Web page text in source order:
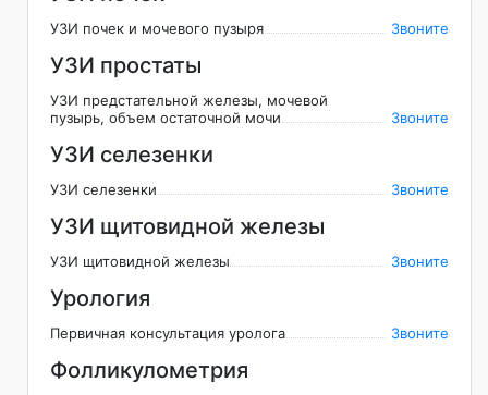
УЗИ почек и мочевого пузыря Звоните
УЗИ простаты
УЗИ предстательной железы, мочевой
пузырь, объем остаточной мочи
Звоните
УЗИ селезенки
УЗИ селезенки Звоните
УЗИ щитовидной железы
УЗИ щитовидной железы Звоните
Урология
Первичная консультация уролога Звоните
Фолликулометрия